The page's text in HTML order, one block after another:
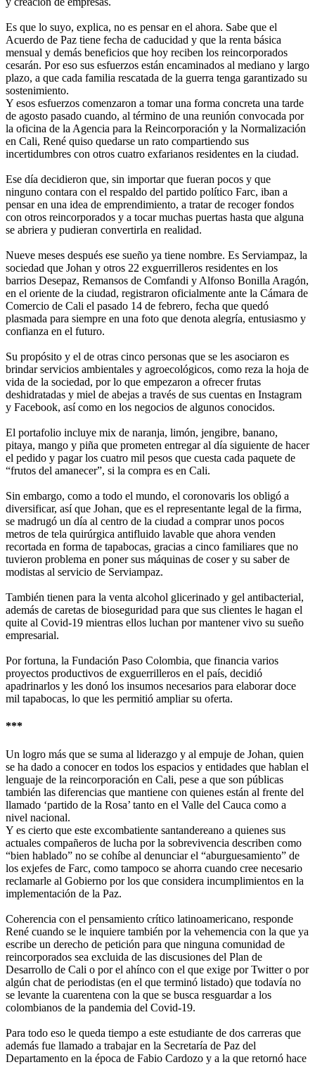
Es que lo suyo, explica, no es pensar en el ahora. Sabe que el
Acuerdo de Paz tiene fecha de caducidad y que la renta básica
mensual y demás beneficios que hoy reciben los reincorporados
cesarán. Por eso sus esfuerzos están encaminados al mediano y largo
plazo, a que cada familia rescatada de la guerra tenga garantizado su
sostenimiento.
Y esos esfuerzos comenzaron a tomar una forma concreta una tarde
de agosto pasado cuando, al término de una reunión convocada por
la oficina de la Agencia para la Reincorporación y la Normalización
en Cali, René quiso quedarse un rato compartiendo sus
incertidumbres con otros cuatro exfarianos residentes en la ciudad.
Ese día decidieron que, sin importar que fueran pocos y que
ninguno contara con el respaldo del partido político Farc, iban a
pensar en una idea de emprendimiento, a tratar de recoger fondos
con otros reincorporados y a tocar muchas puertas hasta que alguna
se abriera y pudieran convertirla en realidad.
Nueve meses después ese sueño ya tiene nombre. Es Serviampaz, la
sociedad que Johan y otros 22 exguerrilleros residentes en los
barrios Desepaz, Remansos de Comfandi y Alfonso Bonilla Aragón,
en el oriente de la ciudad, registraron oficialmente ante la Cámara de
Comercio de Cali el pasado 14 de febrero, fecha que quedó
plasmada para siempre en una foto que denota alegría, entusiasmo y
confianza en el futuro.
Su propósito y el de otras cinco personas que se les asociaron es
brindar servicios ambientales y agroecológicos, como reza la hoja de
vida de la sociedad, por lo que empezaron a ofrecer frutas
deshidratadas y miel de abejas a través de sus cuentas en Instagram
y Facebook, así como en los negocios de algunos conocidos.
El portafolio incluye mix de naranja, limón, jengibre, banano,
pitaya, mango y piña que prometen entregar al día siguiente de hacer
el pedido y pagar los cuatro mil pesos que cuesta cada paquete de
“frutos del amanecer”, si la compra es en Cali.
Sin embargo, como a todo el mundo, el coronovaris los obligó a
diversificar, así que Johan, que es el representante legal de la firma,
se madrugó un día al centro de la ciudad a comprar unos pocos
metros de tela quirúrgica antifluido lavable que ahora venden
recortada en forma de tapabocas, gracias a cinco familiares que no
tuvieron problema en poner sus máquinas de coser y su saber de
modistas al servicio de Serviampaz.
También tienen para la venta alcohol glicerinado y gel antibacterial,
además de caretas de bioseguridad para que sus clientes le hagan el
quite al Covid-19 mientras ellos luchan por mantener vivo su sueño
empresarial.
Por fortuna, la Fundación Paso Colombia, que financia varios
proyectos productivos de exguerrilleros en el país, decidió
apadrinarlos y les donó los insumos necesarios para elaborar doce
mil tapabocas, lo que les permitió ampliar su oferta.
***
Un logro más que se suma al liderazgo y al empuje de Johan, quien
se ha dado a conocer en todos los espacios y entidades que hablan el
lenguaje de la reincorporación en Cali, pese a que son públicas
también las diferencias que mantiene con quienes están al frente del
llamado ‘partido de la Rosa’ tanto en el Valle del Cauca como a
nivel nacional.
Y es cierto que este excombatiente santandereano a quienes sus
actuales compañeros de lucha por la sobrevivencia describen como
“bien hablado” no se cohíbe al denunciar el “aburguesamiento” de
los exjefes de Farc, como tampoco se ahorra cuando cree necesario
reclamarle al Gobierno por los que considera incumplimientos en la
implementación de la Paz.
Coherencia con el pensamiento crítico latinoamericano, responde
René cuando se le inquiere también por la vehemencia con la que ya
escribe un derecho de petición para que ninguna comunidad de
reincorporados sea excluida de las discusiones del Plan de
Desarrollo de Cali o por el ahínco con el que exige por Twitter o por
algún chat de periodistas (en el que terminó listado) que todavía no
se levante la cuarentena con la que se busca resguardar a los
colombianos de la pandemia del Covid-19.
Para todo eso le queda tiempo a este estudiante de dos carreras que
además fue llamado a trabajar en la Secretaría de Paz del
Departamento en la época de Fabio Cardozo y a la que retornó hace